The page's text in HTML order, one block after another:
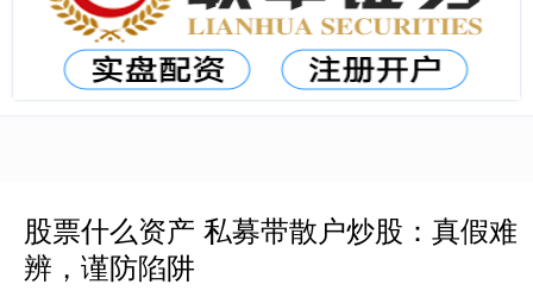
股票什么资产 私募带散户炒股：真假难
辨，谨防陷阱